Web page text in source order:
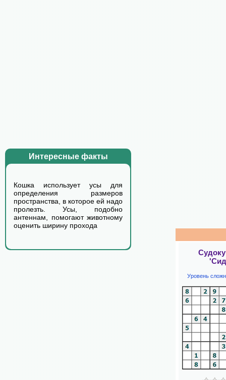
Интересные факты
Кошка использует усы для
определения размеров
пространства, в которое ей надо
пролезть. Усы, подобно
антеннам, помогают животному
оценить ширину прохода
Уровень